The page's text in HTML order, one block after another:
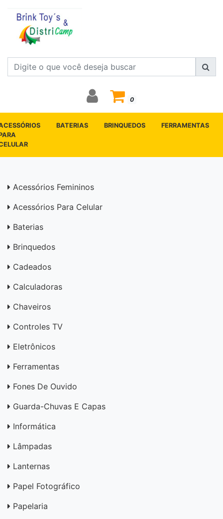
0
BATERIAS BRINQUEDOS FERRAMENTAS
Acessórios Femininos
Acessórios Para Celular
Baterias
Brinquedos
Cadeados
Calculadoras
Chaveiros
Controles TV
Eletrônicos
Ferramentas
Fones De Ouvido
Guarda-Chuvas E Capas
Informática
Lâmpadas
Lanternas
Papel Fotográfico
Papelaria